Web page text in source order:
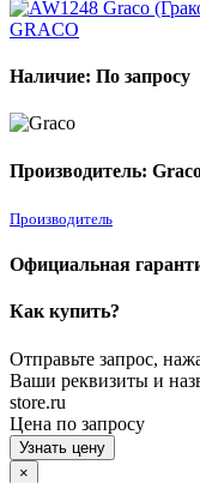
Наличие: По запросу
Производитель:
Производитель
Официальная
Как купить?
Отправьте запрос,
Ваши реквизиты и
store.ru
Цена по запросу
Узнать цену
×